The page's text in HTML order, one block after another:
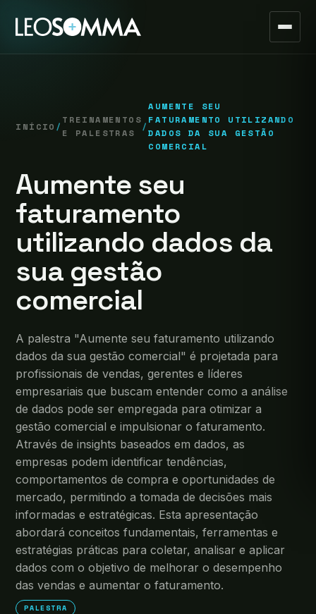
INÍCIO /
TREINAMENTOS
E PALESTRAS
/
AUMENTE SEU
FATURAMENTO UTILIZANDO
DADOS DA SUA GESTÃO
COMERCIAL
Aumente seu
faturamento
utilizando dados da
sua gestão
comercial
A palestra "Aumente seu faturamento utilizando
dados da sua gestão comercial" é projetada para
profissionais de vendas, gerentes e líderes
empresariais que buscam entender como a análise
de dados pode ser empregada para otimizar a
gestão comercial e impulsionar o faturamento.
Através de insights baseados em dados, as
empresas podem identificar tendências,
comportamentos de compra e oportunidades de
mercado, permitindo a tomada de decisões mais
informadas e estratégicas. Esta apresentação
abordará conceitos fundamentais, ferramentas e
estratégias práticas para coletar, analisar e aplicar
dados com o objetivo de melhorar o desempenho
das vendas e aumentar o faturamento.
PALESTRA